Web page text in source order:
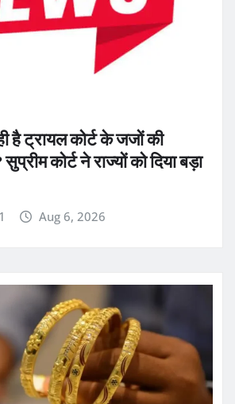
है ट्रायल कोर्ट के जजों की
कोर्ट ने राज्यों को दिया बड़ा
Aug 6, 2026